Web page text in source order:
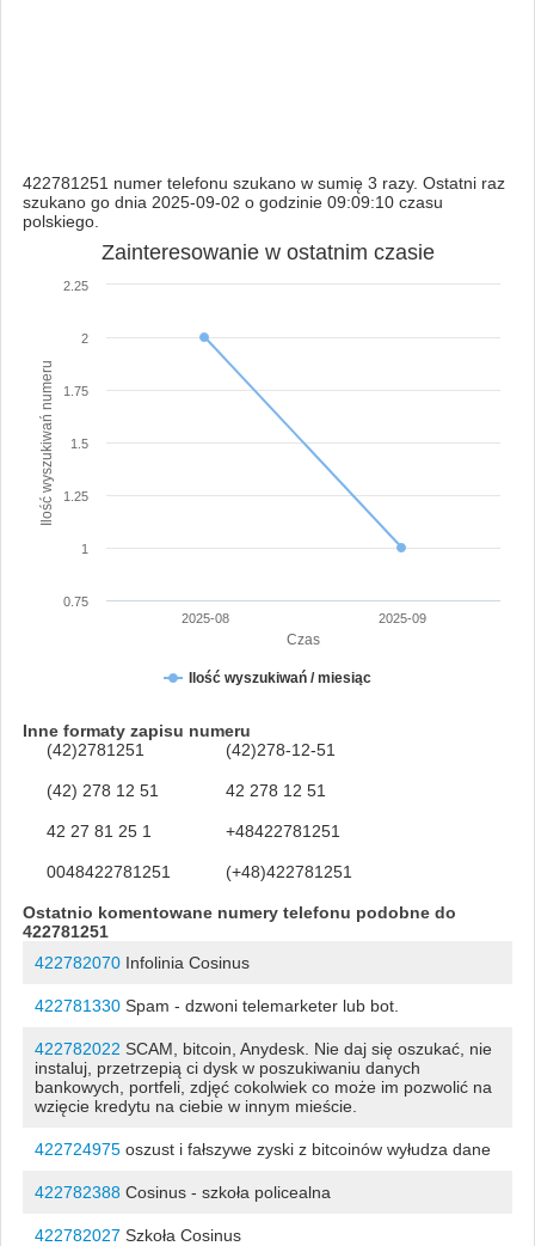
422781251 numer telefonu szukano w sumię 3 razy. Ostatni raz
szukano go dnia 2025-09-02 o godzinie 09:09:10 czasu
polskiego.
Czas
Ilość wyszukiwań numeru
Zainteresowanie w ostatnim czasie
Ilość wyszukiwań / miesiąc
2025-08 2025-09
0.75
1
1.25
1.5
1.75
2
2.25
Inne formaty zapisu numeru
(42)2781251
(42)278-12-51
(42) 278 12 51 42 278 12 51
42 27 81 25 1 +48422781251
0048422781251 (+48)422781251
Ostatnio komentowane numery telefonu podobne do
422781251
422782070Infolinia Cosinus
422781330Spam - dzwoni telemarketer lub bot.
422782022 SCAM, bitcoin, Anydesk. Nie daj się oszukać, nie
instaluj, przetrzepią ci dysk w poszukiwaniu danych
bankowych, portfeli, zdjęć cokolwiek co może im pozwolić na
wzięcie kredytu na ciebie w innym mieście.
422724975oszust i fałszywe zyski z bitcoinów wyłudza dane
422782388Cosinus - szkoła policealna
422782027 Szkoła Cosinus